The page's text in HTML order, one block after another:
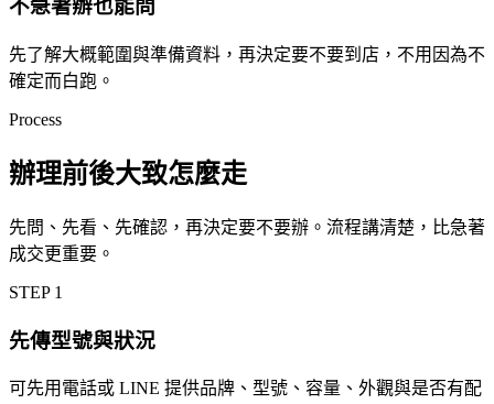
不急著辦也能問
先了解大概範圍與準備資料，再決定要不要到店，不用因為不
確定而白跑。
Process
辦理前後大致怎麼走
先問、先看、先確認，再決定要不要辦。流程講清楚，比急著
成交更重要。
STEP 1
先傳型號與狀況
可先用電話或 LINE 提供品牌、型號、容量、外觀與是否有配